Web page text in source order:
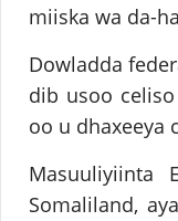
miiska wa da-
Dowladda
dib usoo
oo u dhaxeeya
Masuuliyiinta
Somaliland,